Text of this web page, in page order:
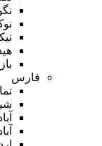
فارس